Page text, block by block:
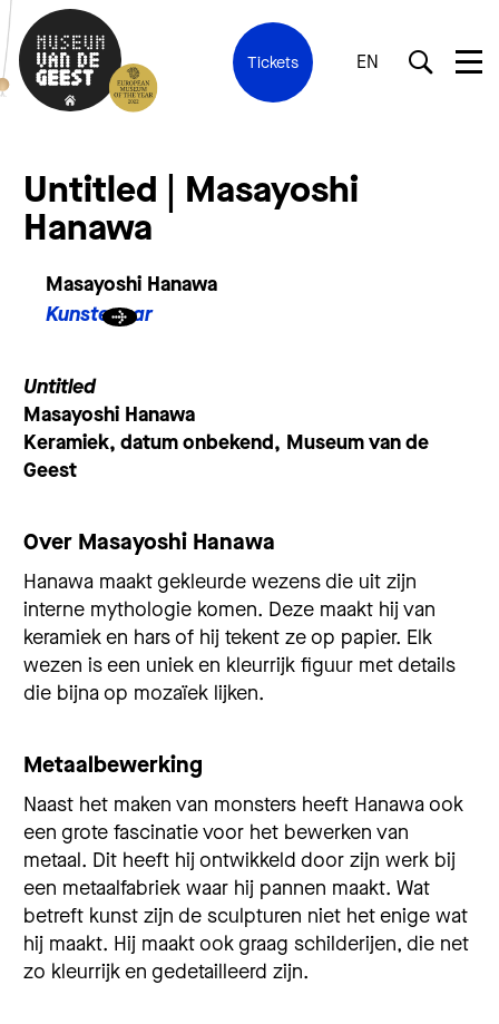
Tickets EN
Untitled | Masayoshi
Hanawa
Masayoshi Hanawa
Kunstenaar
Untitled
Masayoshi Hanawa
Keramiek, datum onbekend, Museum van de
Geest
Over Masayoshi Hanawa
Hanawa maakt gekleurde wezens die uit zijn
interne mythologie komen. Deze maakt hij van
keramiek en hars of hij tekent ze op papier. Elk
wezen is een uniek en kleurrijk figuur met details
die bijna op mozaïek lijken.
Metaalbewerking
Naast het maken van monsters heeft Hanawa ook
een grote fascinatie voor het bewerken van
metaal. Dit heeft hij ontwikkeld door zijn werk bij
een metaalfabriek waar hij pannen maakt. Wat
betreft kunst zijn de sculpturen niet het enige wat
hij maakt. Hij maakt ook graag schilderijen, die net
zo kleurrijk en gedetailleerd zijn.